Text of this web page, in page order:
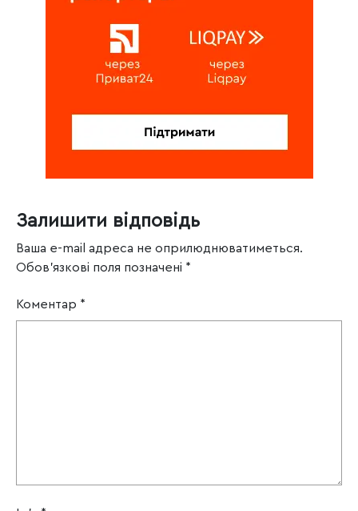
Залишити відповідь
Ваша e-mail адреса не оприлюднюватиметься.
Обов’язкові поля позначені *
Коментар *